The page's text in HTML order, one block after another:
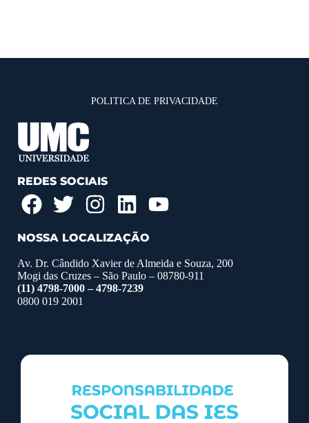
POLITICA DE PRIVACIDADE
REDES SOCIAIS
NOSSA LOCALIZAÇÃO
Av. Dr. Cândido Xavier de Almeida e Souza, 200
Mogi das Cruzes – São Paulo – 08780-911
(11) 4798-7000 – 4798-7239
0800 019 2001